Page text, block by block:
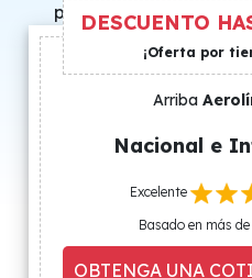
promocionales y
DESCUENTO
¡Oferta por
Arriba
Nacional e
Excelente
Basado en más
OBTENGA UNA